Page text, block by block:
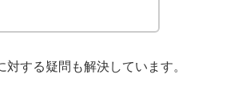
対する疑問も解決しています。